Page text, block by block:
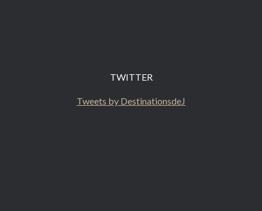
TWITTER
Tweets by DestinationsdeJ